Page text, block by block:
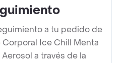
a tu pedido de
Ice Chill Menta
a través de la